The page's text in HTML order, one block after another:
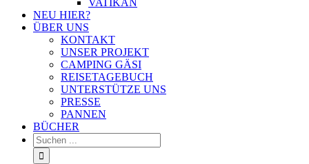
VATIKAN
NEU HIER?
ÜBER UNS
KONTAKT
UNSER PROJEKT
CAMPING GÄSI
REISETAGEBUCH
UNTERSTÜTZE UNS
PRESSE
PANNEN
BÜCHER
Suche
nach: